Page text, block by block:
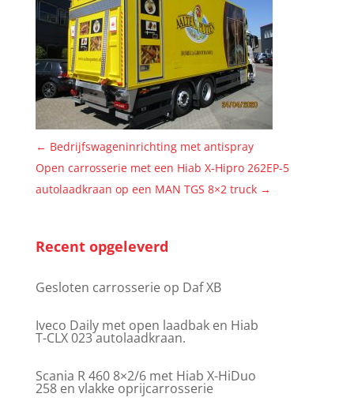
← Bedrijfswageninrichting met antispray
Open carrosserie met een Hiab X-Hipro 262EP-5
autolaadkraan op een MAN TGS 8×2 truck →
Recent opgeleverd
Gesloten carrosserie op Daf XB
Iveco Daily met open laadbak en Hiab
T-CLX 023 autolaadkraan.
Scania R 460 8×2/6 met Hiab X-HiDuo
258 en vlakke oprijcarrosserie